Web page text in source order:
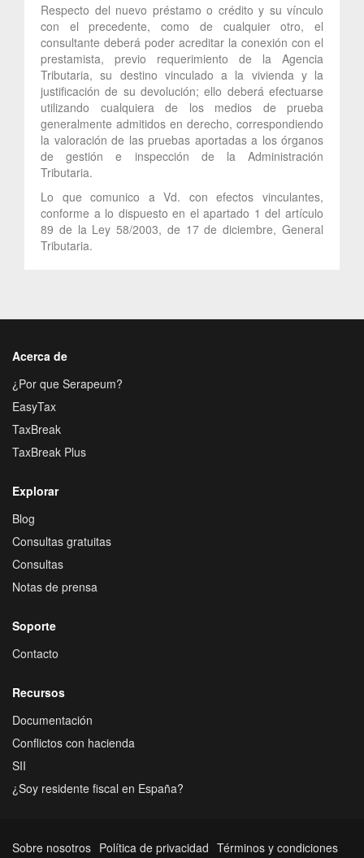
Respecto del nuevo préstamo o crédito y su vínculo
con el precedente, como de cualquier otro, el
consultante deberá poder acreditar la conexión con el
prestamista, previo requerimiento de la Agencia
Tributaria, su destino vinculado a la vivienda y la
justificación de su devolución; ello deberá efectuarse
utilizando cualquiera de los medios de prueba
generalmente admitidos en derecho, correspondiendo
la valoración de las pruebas aportadas a los órganos
de gestión e inspección de la Administración
Tributaria.
Lo que comunico a Vd. con efectos vinculantes,
conforme a lo dispuesto en el apartado 1 del artículo
89 de la Ley 58/2003, de 17 de diciembre, General
Tributaria.
Acerca de
¿Por que Serapeum?
EasyTax
TaxBreak
TaxBreak Plus
Explorar
Blog
Consultas gratuitas
Consultas
Notas de prensa
Soporte
Contacto
Recursos
Documentación
Conflictos con hacienda
SII
¿Soy residente fiscal en España?
Sobre nosotros Política de privacidad Términos y condiciones